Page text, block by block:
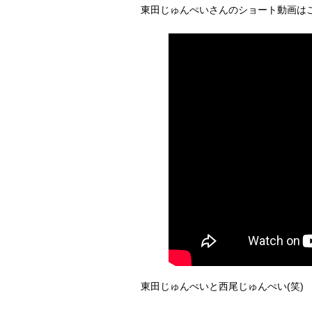
東田じゅんぺいさんのショート動画は
東田じゅんぺいと西尾じゅんぺい(笑)